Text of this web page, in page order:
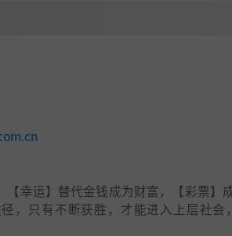
【幸运】替代金钱成为财富，【彩票】
，只有不断获胜，才能进入上层社